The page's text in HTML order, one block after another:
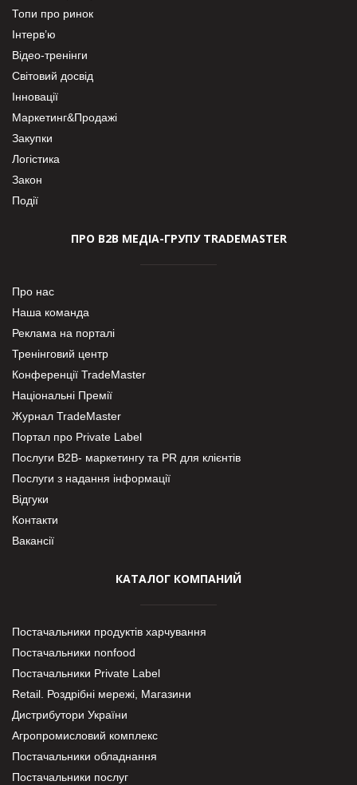
Топи про ринок
Інтерв’ю
Відео-тренінги
Світовий досвід
Інновації
Маркетинг&Продажі
Закупки
Логістика
Закон
Події
ПРО В2В МЕДІА-ГРУПУ TRADEMASTER
Про нас
Наша команда
Реклама на порталі
Тренінговий центр
Конференції TradeMaster
Національні Премії
Журнал TradeMaster
Портал про Private Label
Послуги В2В- маркетингу та PR для клієнтів
Послуги з надання інформації
Відгуки
Контакти
Вакансії
КАТАЛОГ КОМПАНИЙ
Постачальники продуктів харчування
Постачальники nonfood
Постачальники Private Label
Retail. Роздрібні мережі, Магазини
Дистрибутори України
Агропромисловий комплекс
Постачальники обладнання
Постачальники послуг